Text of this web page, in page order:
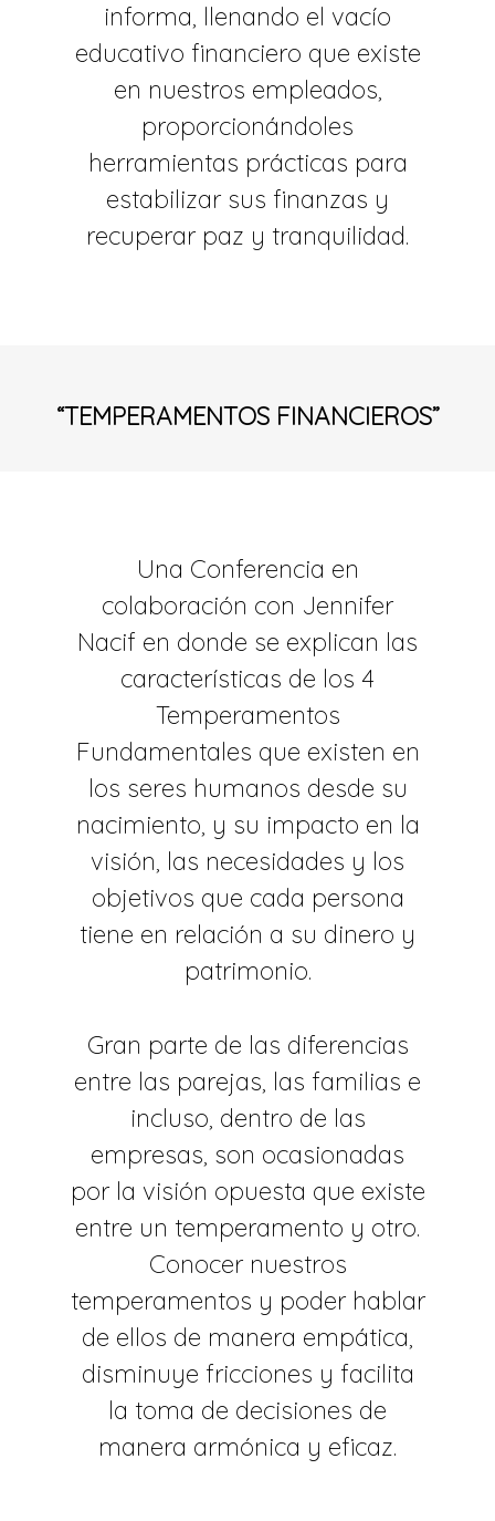
informa, llenando el vacío
educativo financiero que existe
en nuestros empleados,
proporcionándoles
herramientas prácticas para
estabilizar sus finanzas y
recuperar paz y tranquilidad.
“TEMPERAMENTOS FINANCIEROS”
Una Conferencia en
colaboración con Jennifer
Nacif en donde se explican las
características de los 4
Temperamentos
Fundamentales que existen en
los seres humanos desde su
nacimiento, y su impacto en la
visión, las necesidades y los
objetivos que cada persona
tiene en relación a su dinero y
patrimonio.
Gran parte de las diferencias
entre las parejas, las familias e
incluso, dentro de las
empresas, son ocasionadas
por la visión opuesta que existe
entre un temperamento y otro.
Conocer nuestros
temperamentos y poder hablar
de ellos de manera empática,
disminuye fricciones y facilita
la toma de decisiones de
manera armónica y eficaz.